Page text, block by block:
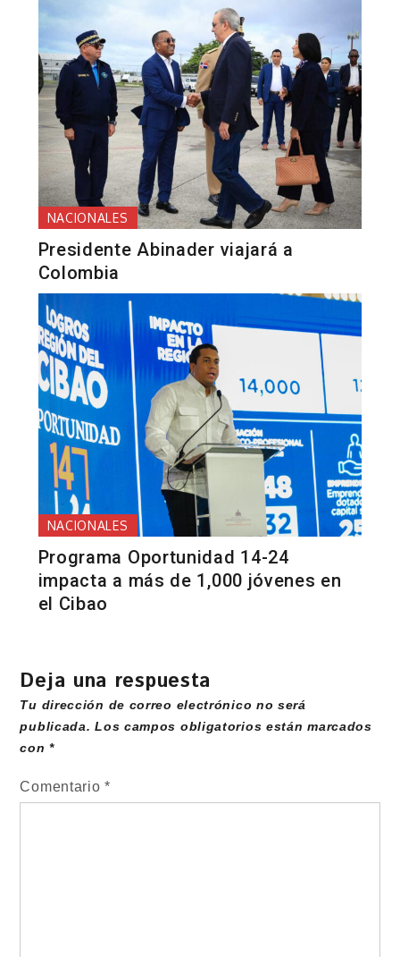
NACIONALES
Presidente Abinader viajará a
Colombia
NACIONALES
Programa Oportunidad 14-24
impacta a más de 1,000 jóvenes en
el Cibao
Deja una respuesta
Tu dirección de correo electrónico no será
publicada. Los campos obligatorios están marcados
con*
Comentario*